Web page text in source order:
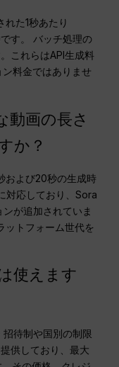
た1秒あたり
す。 バッチ処理の
これらはAPI生成料
料金ではありませ
動画の長さ
か？
および20秒の生成時
対応しており、Sora
が追加されていま
ットフォーム世代を
使えます
招待制や国別の制限
供しており、最大